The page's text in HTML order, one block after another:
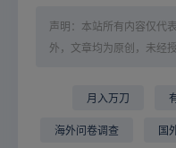
声明：本站所有内容仅代
外，文章均为原创，未经
月入万刀
海外问卷调查 国